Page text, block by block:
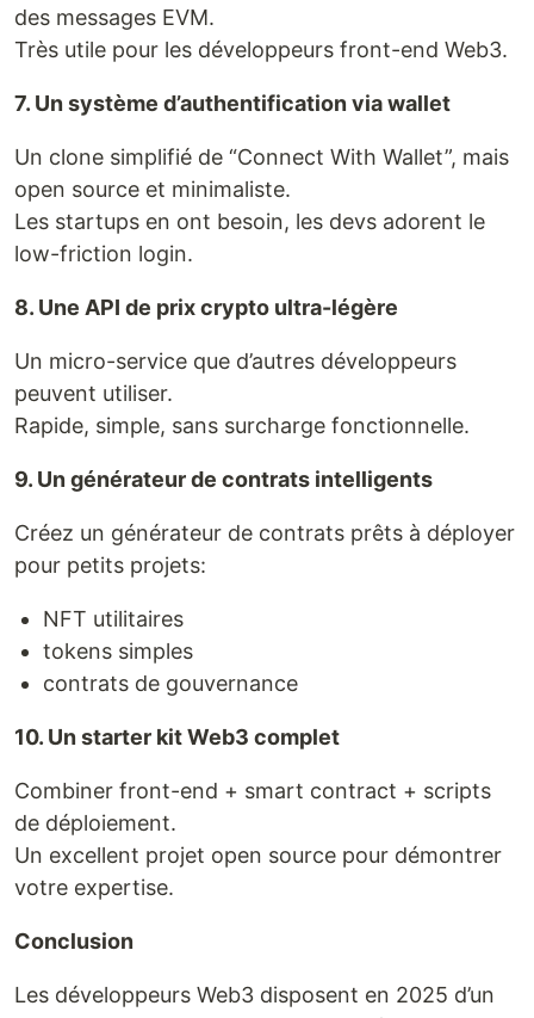
des messages EVM.
Très utile pour les développeurs front-end Web3.
7. Un système d’authentification via wallet
Un clone simplifié de “Connect With Wallet”, mais
open source et minimaliste.
Les startups en ont besoin, les devs adorent le
low-friction login.
8. Une API de prix crypto ultra-légère
Un micro-service que d’autres développeurs
peuvent utiliser.
Rapide, simple, sans surcharge fonctionnelle.
9. Un générateur de contrats intelligents
Créez un générateur de contrats prêts à déployer
pour petits projets:
NFT utilitaires
tokens simples
contrats de gouvernance
10. Un starter kit Web3 complet
Combiner front-end + smart contract + scripts
de déploiement.
Un excellent projet open source pour démontrer
votre expertise.
Conclusion
Les développeurs Web3 disposent en 2025 d’un